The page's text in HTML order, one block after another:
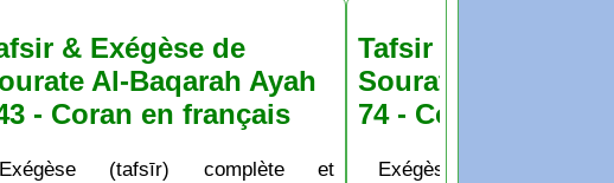
& Exégèse de
Al-Baqarah Ayah
- Coran en français
Exégèse (tafsīr) complète et
Tafsir & Exégèse
Sourate Al-
74 - Coran en
Exégèse (tafsīr)